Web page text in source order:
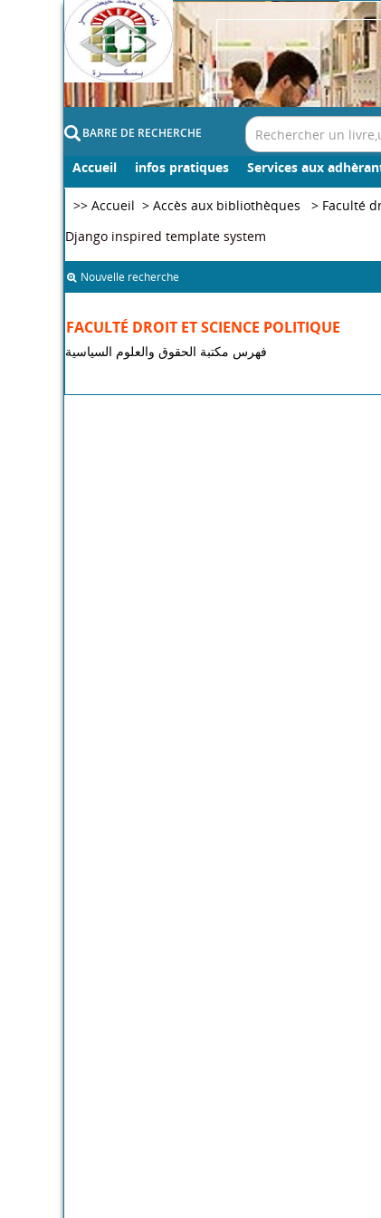
Accueil infos pratiques Services aux
BARRE DE RECHERCHE
>> Accueil > Accès aux bibliothèques > Faculté
Django inspired template system
Nouvelle recherche
FACULTÉ DROIT ET SCIENCE POLITIQUE
فهرس مكتبة الحقوق والعلوم السياسية